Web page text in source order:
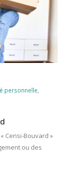
,Impots sur
diverses
2025 confirme la
grandes...